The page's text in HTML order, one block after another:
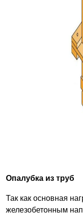
Опалубка из труб
Так как основная
железобетонным